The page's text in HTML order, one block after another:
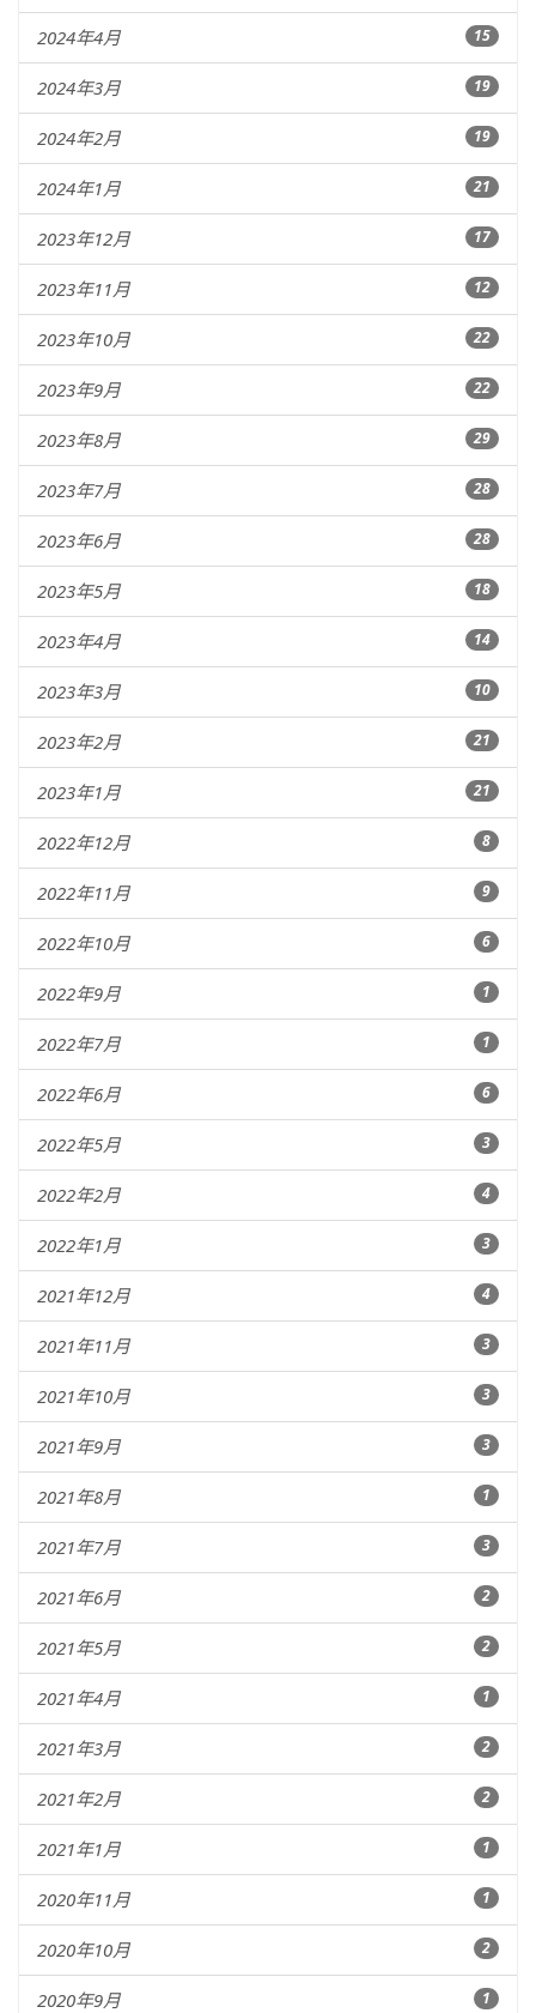
2024年4月 15
2024年3月 19
2024年2月 19
2024年1月 21
2023年12月 17
2023年11月 12
2023年10月 22
2023年9月 22
2023年8月 29
2023年7月 28
2023年6月 28
2023年5月 18
2023年4月 14
2023年3月 10
2023年2月 21
2023年1月 21
2022年12月 8
2022年11月 9
2022年10月 6
2022年9月 1
2022年7月 1
2022年6月 6
2022年5月 3
2022年2月 4
2022年1月 3
2021年12月 4
2021年11月 3
2021年10月 3
2021年9月 3
2021年8月 1
2021年7月 3
2021年6月 2
2021年5月 2
2021年4月 1
2021年3月 2
2021年2月 2
2021年1月 1
2020年11月 1
2020年10月 2
2020年9月 1